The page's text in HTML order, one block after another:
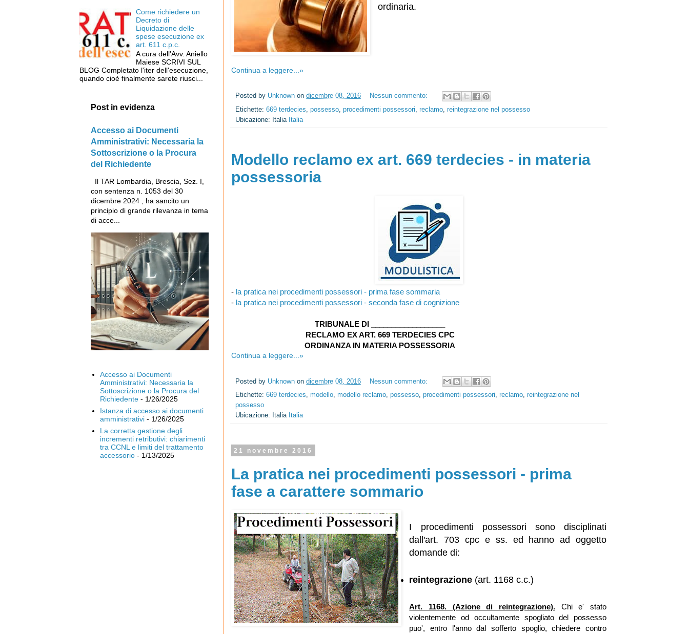
ordinaria.
Continua a leggere...»
Posted by Unknown on dicembre 08, 2016
Nessun commento:
Etichette: 669 terdecies, possesso, procedimenti possessori, reclamo, reintegrazione nel possesso
Ubicazione: Italia Italia
Modello reclamo ex art. 669 terdecies - in materia
possessoria
- la pratica nei procedimenti possessori - prima fase sommaria
- la pratica nei procedimenti possessori - seconda fase di cognizione
TRIBUNALE DI __________________
RECLAMO EX ART. 669 TERDECIES CPC
ORDINANZA IN MATERIA POSSESSORIA
Continua a leggere...»
Posted by Unknown on dicembre 08, 2016
Nessun commento:
Etichette: 669 terdecies, modello, modello reclamo, possesso, procedimenti possessori, reclamo, reintegrazione nel
possesso
Ubicazione: Italia Italia
21 novembre 2016
La pratica nei procedimenti possessori - prima
fase a carattere sommario
I procedimenti possessori sono disciplinati
dall'art. 703 cpc e ss. ed hanno ad oggetto
domande di:
reintegrazione (art. 1168 c.c.)
Art. 1168. (Azione di reintegrazione). Chi e' stato
violentemente od occultamente spogliato del possesso
puo', entro l'anno dal sofferto spoglio, chiedere contro
Come richiedere un
Decreto di
Liquidazione delle
spese esecuzione ex
art. 611 c.p.c.
A cura dell'Avv. Aniello
Maiese SCRIVI SUL
BLOG Completato l'iter dell'esecuzione,
quando cioè finalmente sarete riusci...
Post in evidenza
Accesso ai Documenti
Amministrativi: Necessaria la
Sottoscrizione o la Procura
del Richiedente
Il TAR Lombardia, Brescia, Sez. I,
con sentenza n. 1053 del 30
dicembre 2024 , ha sancito un
principio di grande rilevanza in tema
di acce...
Accesso ai Documenti
Amministrativi: Necessaria la
Sottoscrizione o la Procura del
Richiedente- 1/26/2025
Istanza di accesso ai documenti
amministrativi- 1/26/2025
La corretta gestione degli
incrementi retributivi: chiarimenti
tra CCNL e limiti del trattamento
accessorio- 1/13/2025